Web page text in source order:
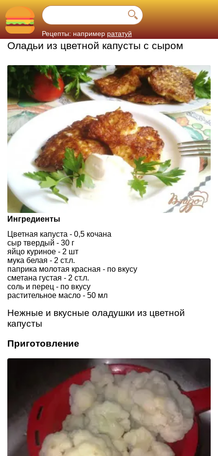
Рецепты: например рататуй
Оладьи из цветной капусты с сыром
Ингредиенты
Цветная капуста - 0,5 кочана
сыр твердый - 30 г
яйцо куриное - 2 шт
мука белая - 2 ст.л.
паприка молотая красная - по вкусу
сметана густая - 2 ст.л.
соль и перец - по вкусу
растительное масло - 50 мл
Нежные и вкусные оладушки из цветной
капусты
Приготовление